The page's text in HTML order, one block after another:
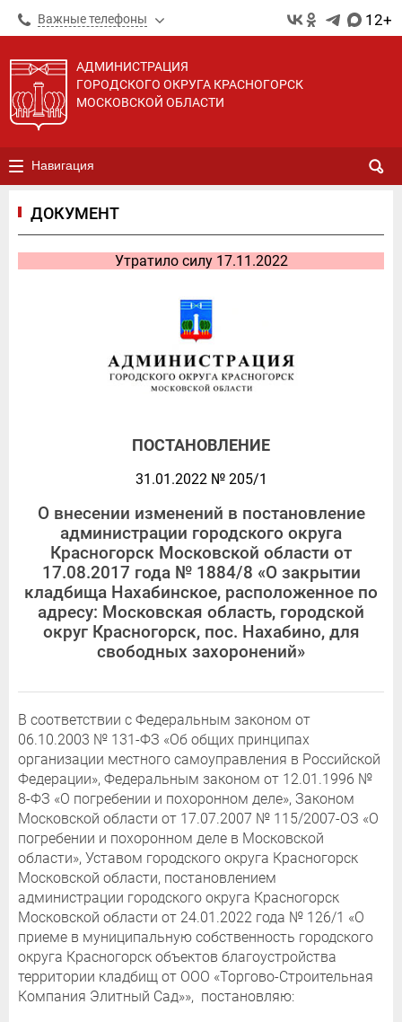
Важные телефоны 12+
АДМИНИСТРАЦИЯ
ГОРОДСКОГО ОКРУГА КРАСНОГОРСК
МОСКОВСКОЙ ОБЛАСТИ
Навигация
ДОКУМЕНТ
Утратило силу 17.11.2022
ПОСТАНОВЛЕНИЕ
31.01.2022 № 205/1
О внесении изменений в постановление
администрации городского округа
Красногорск Московской области от
17.08.2017 года № 1884/8 «О закрытии
кладбища Нахабинское, расположенное по
адресу: Московская область, городской
округ Красногорск, пос. Нахабино, для
свободных захоронений»
В соответствии с Федеральным законом от
06.10.2003 № 131-ФЗ «Об общих принципах
организации местного самоуправления в Российской
Федерации», Федеральным законом от 12.01.1996 №
8-ФЗ «О погребении и похоронном деле», Законом
Московской области от 17.07.2007 № 115/2007-ОЗ «О
погребении и похоронном деле в Московской
области», Уставом городского округа Красногорск
Московской области, постановлением
администрации городского округа Красногорск
Московской области от 24.01.2022 года № 126/1 «О
приеме в муниципальную собственность городского
округа Красногорск объектов благоустройства
территории кладбищ от ООО «Торгово-Строительная
Компания Элитный Сад»», постановляю: